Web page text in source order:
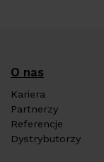
O nas
Kariera
Partnerzy
Referencje
Dystrybutorzy